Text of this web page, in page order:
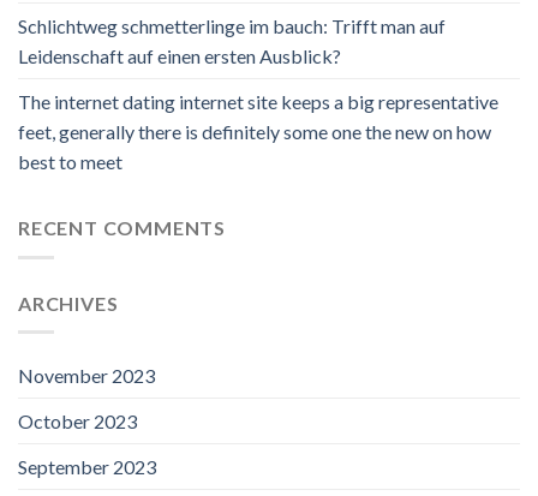
Schlichtweg schmetterlinge im bauch: Trifft man auf
Leidenschaft auf einen ersten Ausblick?
The internet dating internet site keeps a big representative
feet, generally there is definitely some one the new on how
best to meet
RECENT COMMENTS
ARCHIVES
November 2023
October 2023
September 2023